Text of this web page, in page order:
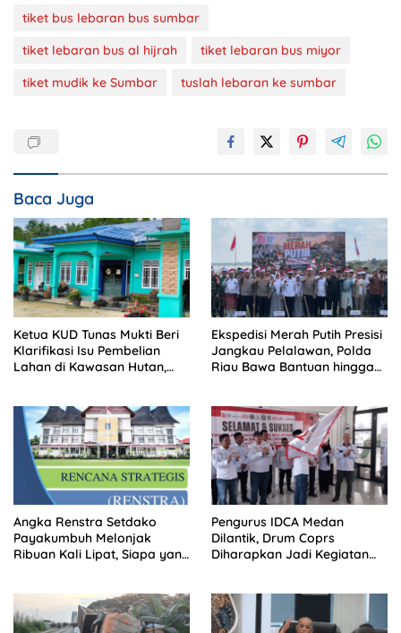
tiket bus lebaran bus sumbar
tiket lebaran bus al hijrah
tiket lebaran bus miyor
tiket mudik ke Sumbar
tuslah lebaran ke sumbar
Baca Juga
Ketua KUD Tunas Mukti Beri
Klarifikasi Isu Pembelian
Lahan di Kawasan Hutan,
Ekspedisi Merah Putih Presisi
Jangkau Pelalawan, Polda
Riau Bawa Bantuan hingga
Angka Renstra Setdako
Payakumbuh Melonjak
Ribuan Kali Lipat, Siapa yang
Pengurus IDCA Medan
Dilantik, Drum Coprs
Diharapkan Jadi Kegiatan